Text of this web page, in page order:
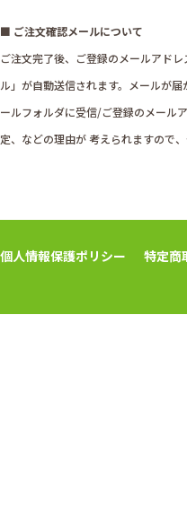
■ ご注文確認メールについて
ご注文完了後、ご登録のメールアド
ル」が自動送信されます。メールが
ールフォルダに受信/ご登録のメール
定、などの理由が 考えられますので
個人情報保護ポリシー 特定商